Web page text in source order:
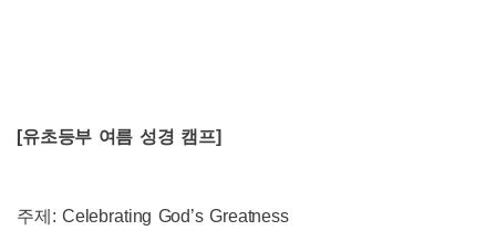
[유초등부 여름 성경 캠프]
주제 : Celebrating God’s Greatness